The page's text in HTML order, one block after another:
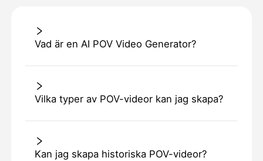
Vad är en AI POV Video Generator?
Vilka typer av POV-videor kan jag skapa?
Kan jag skapa historiska POV-videor?